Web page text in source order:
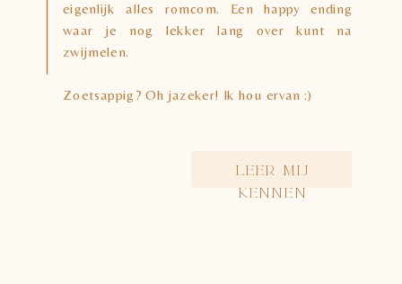
Leer mij
kennen
eigenlijk alles romcom. Een happy ending
waar je nog lekker lang over kunt na
zwijmelen.
Zoetsappig? Oh jazeker! Ik hou ervan :)